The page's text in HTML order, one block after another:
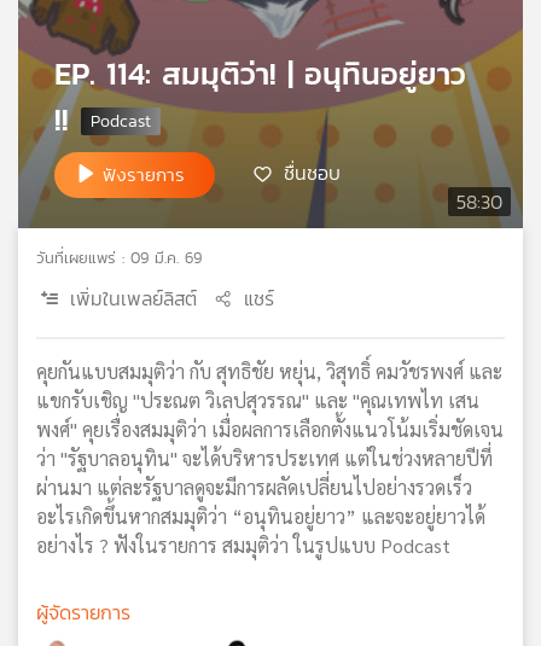
เครือ
ข่าย
วิทยุ
ไทย
บี
เอส
แผนที่
วิทยุ
58:30
EP. 114: สมมุติว่า! | อนุทินอยู่ยาว
!!
ฟังรายการ ชื่นชอบ
วันที่เผยแพร่ : 09 มี.ค. 69
เพิ่มในเพลย์ลิสต์ แชร์
คุยกันแบบสมมุติว่า กับ สุทธิชัย หยุ่น, วิสุทธิ์ คมวัชรพงศ์ และ
แขกรับเชิญ "ประณต วิเลปสุวรรณ" และ "คุณเทพไท เสน
พงศ์" คุยเรื่องสมมุติว่า เมื่อผลการเลือกตั้งแนวโน้มเริ่มชัดเจน
ว่า "รัฐบาลอนุทิน" จะได้บริหารประเทศ แต่ในช่วงหลายปีที่
ผ่านมา แต่ละรัฐบาลดูจะมีการผลัดเปลี่ยนไปอย่างรวดเร็ว
อะไรเกิดขึ้นหากสมมุติว่า “อนุทินอยู่ยาว” และจะอยู่ยาวได้
อย่างไร ? ฟังในรายการ สมมุติว่า ในรูปแบบ Podcast
ผู้จัดรายการ